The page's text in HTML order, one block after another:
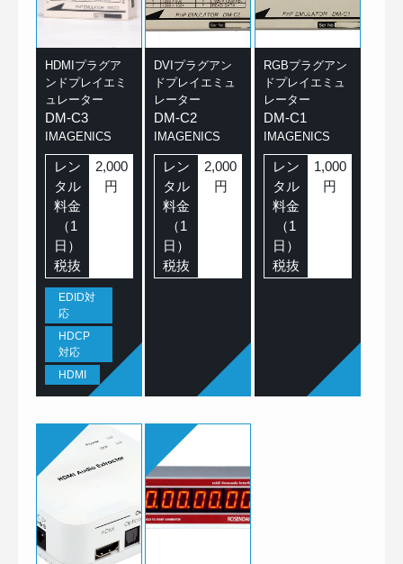
HDMIプラグア
ンドプレイエミ
ュレーター
DM-C3
IMAGENICS
レン
タル
料金
（1
日）
税抜
2,000
円
EDID対
応
HDCP
対応
HDMI
DVIプラグアン
ドプレイエミュ
レーター
DM-C2
IMAGENICS
レン
タル
料金
（1
日）
税抜
2,000
円
RGBプラグアン
ドプレイエミュ
レーター
DM-C1
IMAGENICS
レン
タル
料金
（1
日）
税抜
1,000
円